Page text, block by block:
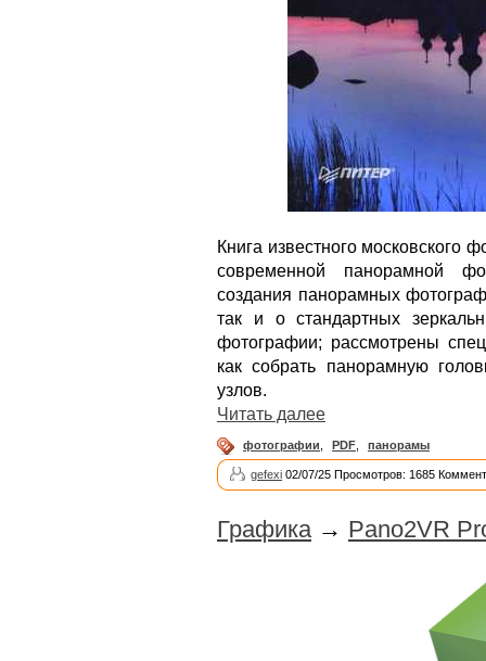
Книга известного
современной панорамной
создания панорамных
так и о стандартных
фотографии; рассмотрены
как собрать панорамную
узлов.
Читать далее
фотографии PDF панорамы
gefexi 02/07/25 Просмотров: 1685
Графика→ Pano2VR